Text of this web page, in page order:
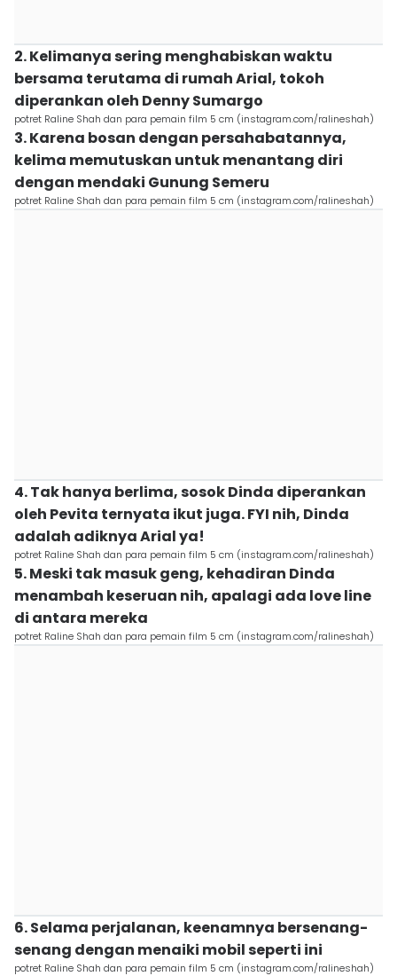
2. Kelimanya sering menghabiskan waktu
bersama terutama di rumah Arial, tokoh
diperankan oleh Denny Sumargo
potret Raline Shah dan para pemain film 5 cm (instagram.com/ralineshah)
3. Karena bosan dengan persahabatannya,
kelima memutuskan untuk menantang diri
dengan mendaki Gunung Semeru
potret Raline Shah dan para pemain film 5 cm (instagram.com/ralineshah)
4. Tak hanya berlima, sosok Dinda diperankan
oleh Pevita ternyata ikut juga. FYI nih, Dinda
adalah adiknya Arial ya!
potret Raline Shah dan para pemain film 5 cm (instagram.com/ralineshah)
5. Meski tak masuk geng, kehadiran Dinda
menambah keseruan nih, apalagi ada love line
di antara mereka
potret Raline Shah dan para pemain film 5 cm (instagram.com/ralineshah)
6. Selama perjalanan, keenamnya bersenang-
senang dengan menaiki mobil seperti ini
potret Raline Shah dan para pemain film 5 cm (instagram.com/ralineshah)